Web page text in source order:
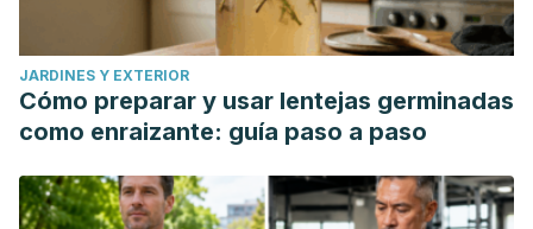
JARDINES Y EXTERIOR
Cómo preparar y usar lentejas germinadas
como enraizante: guía paso a paso